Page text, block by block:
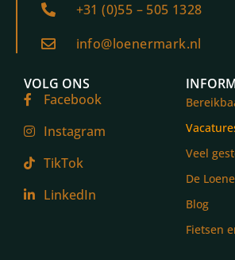
+31 (0)55 – 505 1328
info@loenermark.nl
VOLG ONS
Facebook
Instagram
TikTok
LinkedIn
Veel
De
Blog
Fietsen